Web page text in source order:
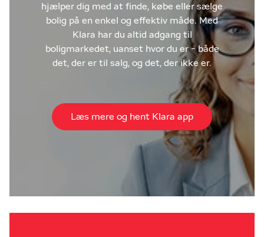
hjælper dig med at finde, købe eller sælge
bolig på en enkel og effektiv måde. Med
Klara har du altid adgang til
boligmarkedet, uanset hvor du er - både
det, der er til salg, og det, der ikke er.
Læs mere og hent Klara app